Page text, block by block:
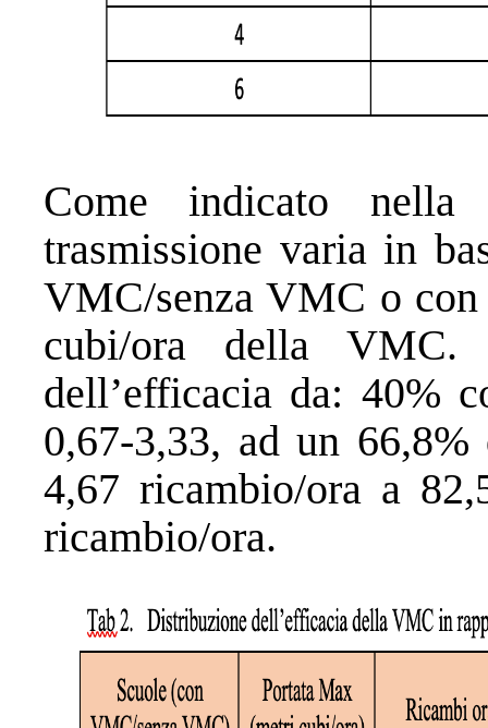
Come indicato
trasmissione varia in
VMC/senza VMC o
cubi/ora della VMC.
dell’efficacia da: 40%
0,67-3,33, ad un
4,67 ricambio/ora a
ricambio/ora.